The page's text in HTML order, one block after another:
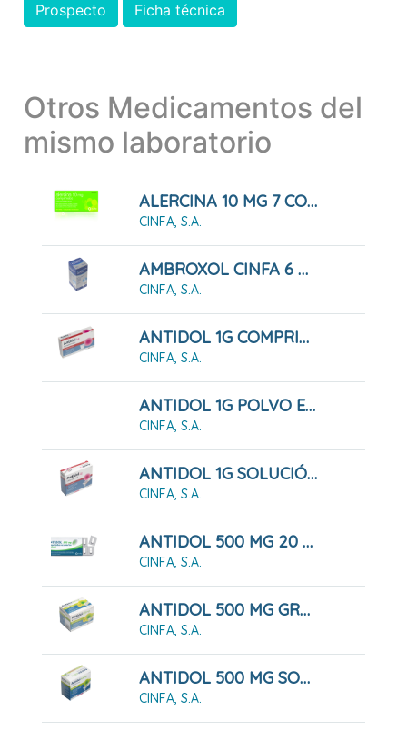
Prospecto Ficha técnica
Otros Medicamentos del
mismo laboratorio
ALERCINA 10 MG 7 COMPRIMIDOS RECUBIERTOS
CINFA, S.A.
AMBROXOL CINFA 6 MG/ML JARABE
CINFA, S.A.
ANTIDOL 1G COMPRIMIDOS
CINFA, S.A.
ANTIDOL 1G POLVO EFERVESCENTE
CINFA, S.A.
ANTIDOL 1G SOLUCIÓN ORAL
CINFA, S.A.
ANTIDOL 500 MG 20 COMPRIMIDOS RECUBIERTOS
CINFA, S.A.
ANTIDOL 500 MG GRANULADO
CINFA, S.A.
ANTIDOL 500 MG SOLUCIÓN ORAL
CINFA, S.A.